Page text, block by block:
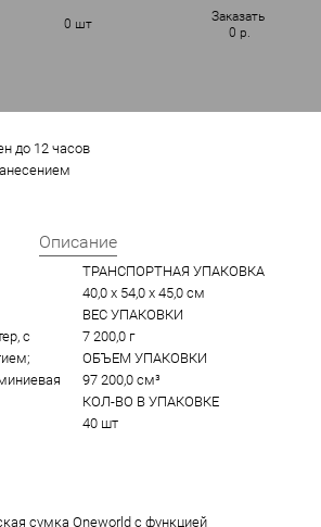
0 шт
Заказать
0 р.
до 12 часов
Описание
с
ТРАНСПОРТНАЯ УПАКОВКА
40,0 x 54,0 x 45,0 см
ВЕС УПАКОВКИ
7 200,0 г
ОБЪЕМ УПАКОВКИ
97 200,0 см³
КОЛ-ВО В УПАКОВКЕ
40 шт
сумка Oneworld с функцией